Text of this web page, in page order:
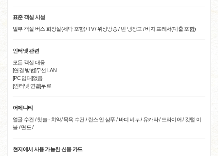
표준 객실 시설
일부 객실 버스 화장실(세탁 포함)/ TV / 위성방송 / 빈 냉장고 / 바지 프레서(대출 포함)
인터넷 관련
모든 객실 대응
[연결 방법]무선 LAN
[PC 임대]없음
[인터넷 연결]무료
어메니티
얼굴 수건 / 칫솔 · 치약/ 목욕 수건 / 린스 인 샴푸 / 바디 비누 / 유카타 / 드라이어 / 깃털 이
불 / 면도 /
현지에서 사용 가능한 신용 카드